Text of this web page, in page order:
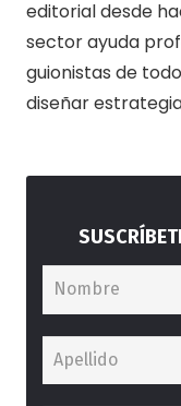
editorial desde
sector ayuda
guionistas de
diseñar